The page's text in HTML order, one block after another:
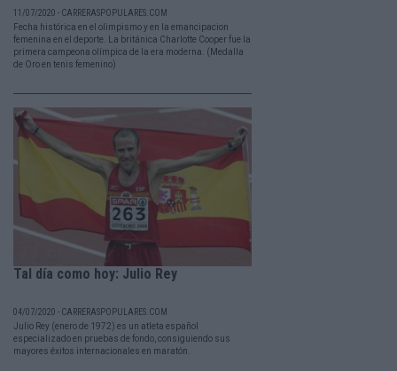
11/07/2020 - CARRERASPOPULARES.COM
Fecha histórica en el olimpismo y en la emancipacion
femenina en el deporte. La británica Charlotte Cooper fue la
primera campeona olímpica de la era moderna. (Medalla
de Oro en tenis femenino)
Tal día como hoy: Julio Rey
04/07/2020 - CARRERASPOPULARES.COM
Julio Rey (enero de 1972) es un atleta español
especializado en pruebas de fondo, consiguiendo sus
mayores éxitos internacionales en maratón.